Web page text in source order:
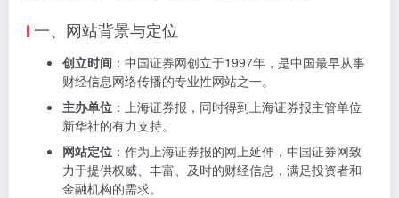
一、网站背景与定位
创立时间 ：中国证券网创立于1997年，是中国最早从事
财经信息网络传播的专业性网站之一。
主办单位 ：上海证券报，同时得到上海证券报主管单位
新华社的有力支持。
网站定位 ：作为上海证券报的网上延伸，中国证券网致
力于提供权威、丰富、及时的财经信息，满足投资者和
金融机构的需求。